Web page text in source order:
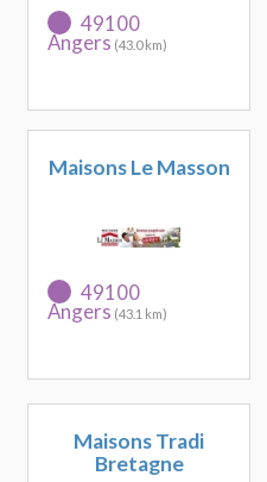
49100
Angers (43.0 km)
Maisons Le Masson
49100
Angers (43.1 km)
Maisons Tradi
Bretagne